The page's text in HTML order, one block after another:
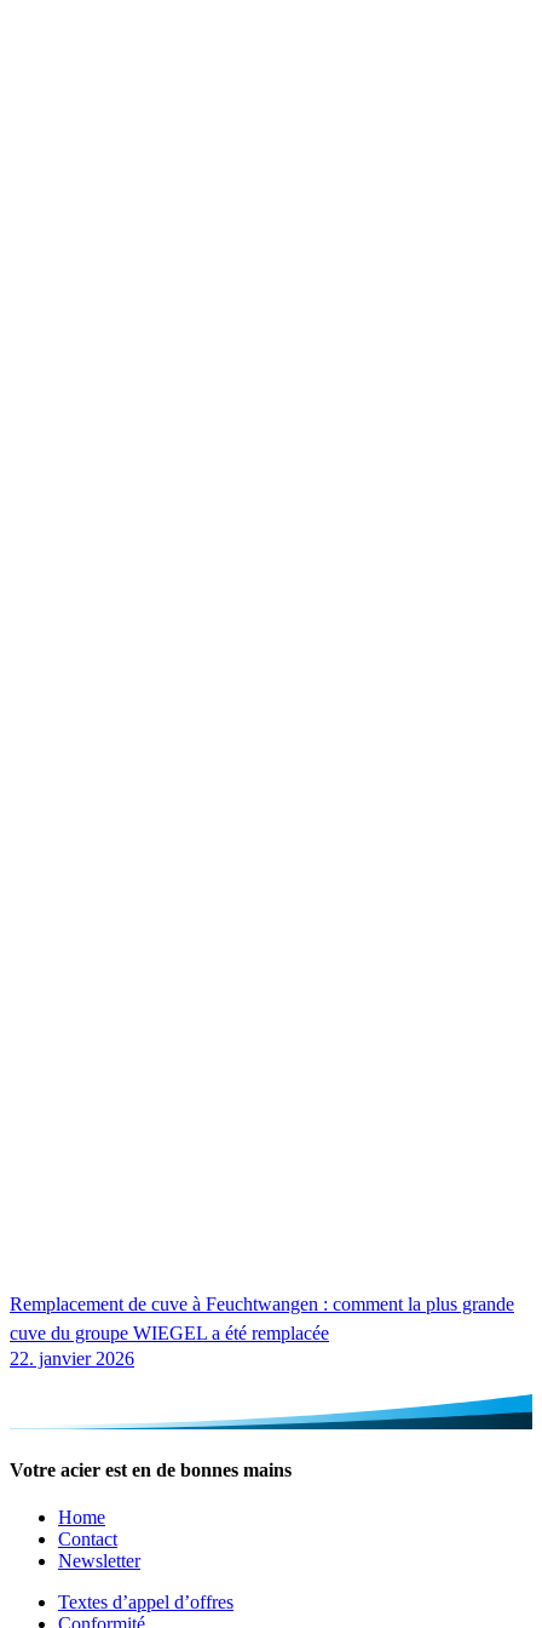
Remplacement de cuve à Feuchtwangen : comment la plus grande
cuve du groupe WIEGEL a été remplacée
22. janvier 2026
Votre acier est en de bonnes mains
Home
Contact
Newsletter
Textes d’appel d’offres